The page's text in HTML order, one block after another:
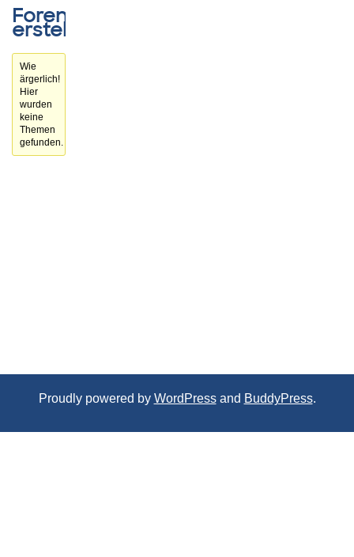
Forenthemen
erstellt
Wie
ärgerlich!
Hier
wurden
keine
Themen
gefunden.
Proudly powered by WordPressand BuddyPress.